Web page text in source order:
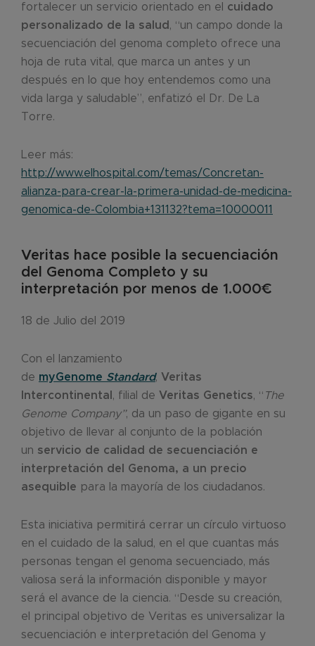
fortalecer un servicio orientado en el cuidado
personalizado de la salud , “un campo donde la
secuenciación del genoma completo ofrece una
hoja de ruta vital, que marca un antes y un
después en lo que hoy entendemos como una
vida larga y saludable”, enfatizó el Dr. De La
Torre.
Leer más:
http://www.elhospital.com/temas/Concretan-
alianza-para-crear-la-primera-unidad-de-medicina-
genomica-de-Colombia+131132?tema=10000011
Veritas hace posible la secuenciación
del Genoma Completo y su
interpretación por menos de 1.000€
18 de Julio del 2019
Con el lanzamiento
de myGenome Standard, Veritas
Intercontinental , filial de Veritas Genetics, “ The
Genome Company”, da un paso de gigante en su
objetivo de llevar al conjunto de la población
un servicio de calidad de secuenciación e
interpretación del Genoma, a un precio
asequible para la mayoría de los ciudadanos.
Esta iniciativa permitirá cerrar un círculo virtuoso
en el cuidado de la salud, en el que cuantas más
personas tengan el genoma secuenciado, más
valiosa será la información disponible y mayor
será el avance de la ciencia. “Desde su creación,
el principal objetivo de Veritas es universalizar la
secuenciación e interpretación del Genoma y